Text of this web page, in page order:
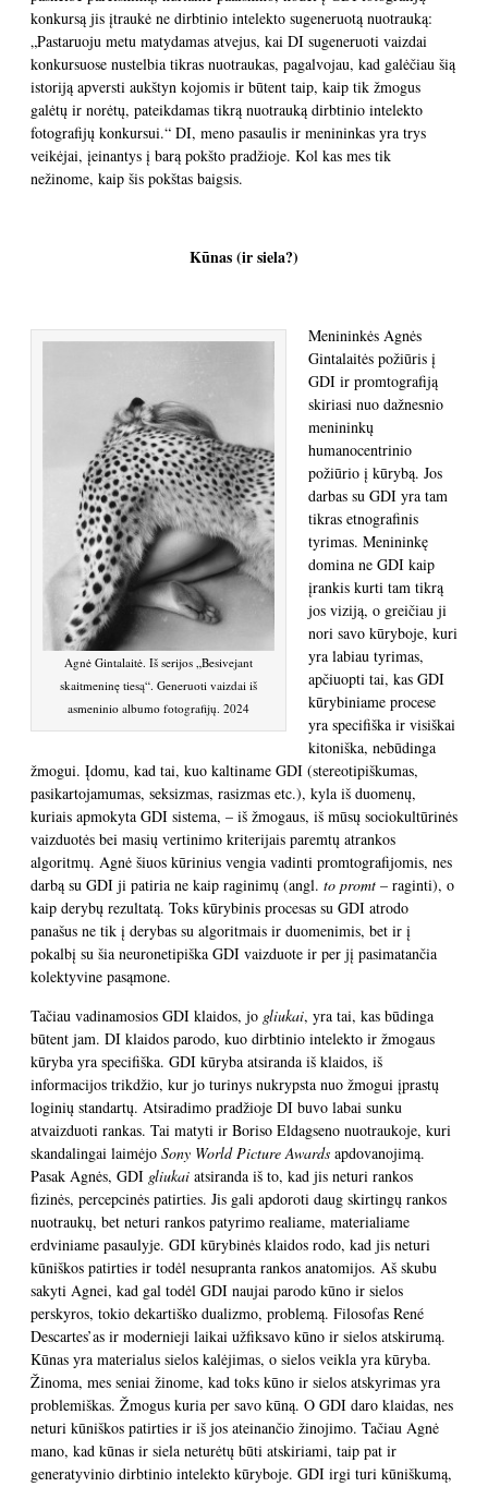
konkursą jis įtraukė ne dirbtinio intelekto sugeneruotą nuotrauką:
„Pastaruoju metu matydamas atvejus, kai DI sugeneruoti vaizdai
konkursuose nustelbia tikras nuotraukas, pagalvojau, kad galėčiau šią
istoriją apversti aukštyn kojomis ir būtent taip, kaip tik žmogus
galėtų ir norėtų, pateikdamas tikrą nuotrauką dirbtinio intelekto
fotografijų konkursui.“ DI, meno pasaulis ir menininkas yra trys
veikėjai, įeinantys į barą pokšto pradžioje. Kol kas mes tik
nežinome, kaip šis pokštas baigsis.
Kūnas (ir siela?)
Agnė Gintalaitė. Iš serijos „Besivejant
skaitmeninę tiesą“. Generuoti vaizdai iš
asmeninio albumo fotografijų. 2024
Menininkės Agnės
Gintalaitės požiūris į
GDI ir promtografiją
skiriasi nuo dažnesnio
menininkų
humanocentrinio
požiūrio į kūrybą. Jos
darbas su GDI yra tam
tikras etnografinis
tyrimas. Menininkę
domina ne GDI kaip
įrankis kurti tam tikrą
jos viziją, o greičiau ji
nori savo kūryboje, kuri
yra labiau tyrimas,
apčiuopti tai, kas GDI
kūrybiniame procese
yra specifiška ir visiškai
kitoniška, nebūdinga
žmogui. Įdomu, kad tai, kuo kaltiname GDI (stereotipiškumas,
pasikartojamumas, seksizmas, rasizmas etc.), kyla iš duomenų,
kuriais apmokyta GDI sistema, – iš žmogaus, iš mūsų sociokultūrinės
vaizduotės bei masių vertinimo kriterijais paremtų atrankos
algoritmų. Agnė šiuos kūrinius vengia vadinti promtografijomis, nes
darbą su GDI ji patiria ne kaip raginimų (angl. to promt – raginti), o
kaip derybų rezultatą. Toks kūrybinis procesas su GDI atrodo
panašus ne tik į derybas su algoritmais ir duomenimis, bet ir į
pokalbį su šia neuronetipiška GDI vaizduote ir per jį pasimatančia
kolektyvine pasąmone.
Tačiau vadinamosios GDI klaidos, jo gliukai, yra tai, kas būdinga
būtent jam. DI klaidos parodo, kuo dirbtinio intelekto ir žmogaus
kūryba yra specifiška. GDI kūryba atsiranda iš klaidos, iš
informacijos trikdžio, kur jo turinys nukrypsta nuo žmogui įprastų
loginių standartų. Atsiradimo pradžioje DI buvo labai sunku
atvaizduoti rankas. Tai matyti ir Boriso Eldagseno nuotraukoje, kuri
skandalingai laimėjo Sony World Picture Awards apdovanojimą.
Pasak Agnės, GDI gliukai atsiranda iš to, kad jis neturi rankos
fizinės, percepcinės patirties. Jis gali apdoroti daug skirtingų rankos
nuotraukų, bet neturi rankos patyrimo realiame, materialiame
erdviniame pasaulyje. GDI kūrybinės klaidos rodo, kad jis neturi
kūniškos patirties ir todėl nesupranta rankos anatomijos. Aš skubu
sakyti Agnei, kad gal todėl GDI naujai parodo kūno ir sielos
perskyros, tokio dekartiško dualizmo, problemą. Filosofas René
Descartes’as ir modernieji laikai užfiksavo kūno ir sielos atskirumą.
Kūnas yra materialus sielos kalėjimas, o sielos veikla yra kūryba.
Žinoma, mes seniai žinome, kad toks kūno ir sielos atskyrimas yra
problemiškas. Žmogus kuria per savo kūną. O GDI daro klaidas, nes
neturi kūniškos patirties ir iš jos ateinančio žinojimo. Tačiau Agnė
mano, kad kūnas ir siela neturėtų būti atskiriami, taip pat ir
generatyvinio dirbtinio intelekto kūryboje. GDI irgi turi kūniškumą,